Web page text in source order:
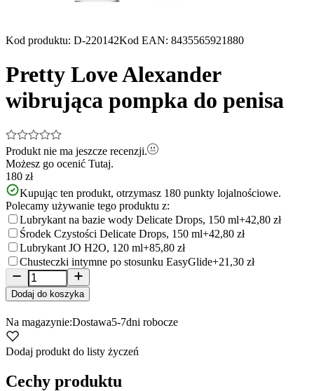
Kod produktu: D-220142Kod EAN: 8435565921880
Pretty Love Alexander
wibrująca pompka do penisa
Produkt nie ma jeszcze recenzji.
Możesz go ocenić Tutaj.
180 zł
Kupując ten produkt, otrzymasz 180 punkty lojalnościowe.
Polecamy używanie tego produktu z:
Lubrykant na bazie wody Delicate Drops, 150 ml+42,80 zł
Środek Czystości Delicate Drops, 150 ml+42,80 zł
Lubrykant JO H2O, 120 ml+85,80 zł
Chusteczki intymne po stosunku EasyGlide+21,30 zł
Dodaj do koszyka
Na magazynie:Dostawa5-7dni robocze
Dodaj produkt do listy życzeń
Cechy produktu